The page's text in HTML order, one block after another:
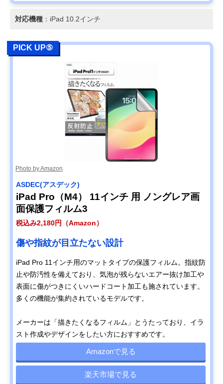
対応機種 ：iPad 10.2インチ
PICK UP⑤
Photo by Amazon
ASDEC(アスデック)
iPad Pro（M4） 11インチ 用 ノングレア画
面保護フィルム3
税込み2,180円（Amazon）
傷や指紋が目立たない設計
iPad Pro 11インチ用のマットタイプの保護フィルム。指紋防
止や防汚性を備えており、気泡が残らないエアー抜け加工や
表面に傷がつきにくいハードコート加工も施されています。
多くの機能が集約されているモデルです。
メーカーは「描きたくなるフィルム」とうたっており、イラ
スト作成やデザインをしたい方におすすめです。
Amazonで見る
楽天市場で見る